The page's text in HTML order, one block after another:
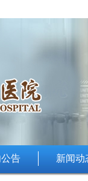
告 新闻动